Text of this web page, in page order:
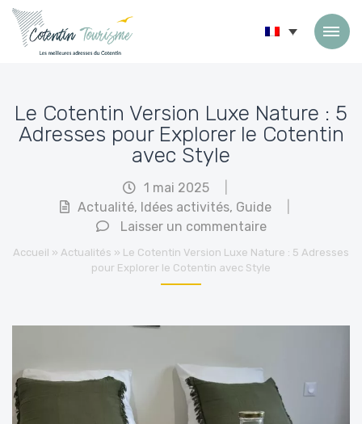
Le Cotentin Version Luxe Nature : 5
Adresses pour Explorer le Cotentin
avec Style
1 mai 2025
Actualité, Idées activités, Guide
Laisser un commentaire
Accueil » Actualités » Le Cotentin Version Luxe Nature : 5 Adresses
pour Explorer le Cotentin avec Style